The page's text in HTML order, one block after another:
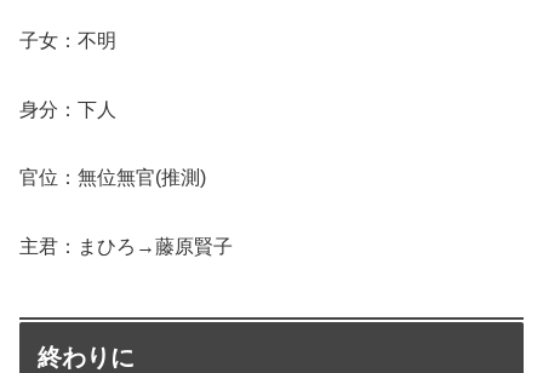
子女：不明
身分：下人
官位：無位無官(推測)
主君：まひろ→藤原賢子
終わりに